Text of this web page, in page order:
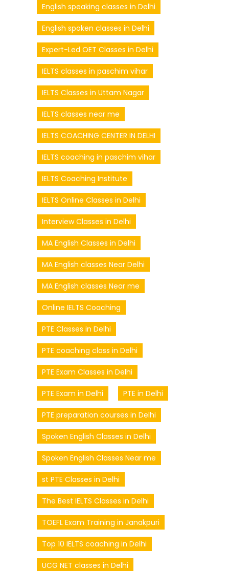
English speaking classes in Delhi
English spoken classes in Delhi
Expert-Led OET Classes in Delhi
IELTS classes in paschim vihar
IELTS Classes in Uttam Nagar
IELTS classes near me
IELTS COACHING CENTER IN DELHI
IELTS coaching in paschim vihar
IELTS Coaching Institute
IELTS Online Classes in Delhi
Interview Classes in Delhi
MA English Classes in Delhi
MA English classes Near Delhi
MA English classes Near me
Online IELTS Coaching
PTE Classes in Delhi
PTE coaching class in Delhi
PTE Exam Classes in Delhi
PTE Exam in Delhi PTE in Delhi
PTE preparation courses in Delhi
Spoken English Classes in Delhi
Spoken English Classes Near me
st PTE Classes in Delhi
The Best IELTS Classes in Delhi
TOEFL Exam Training in Janakpuri
Top 10 IELTS coaching in Delhi
UCG NET classes in Delhi